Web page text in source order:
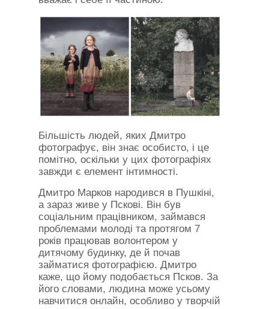
Більшість людей, яких Дмитро
фотографує, він знає особисто, і це
помітно, оскільки у цих фотографіях
завжди є елемент інтимності.
Дмитро Марков народився в Пушкіні,
а зараз живе у Пскові. Він був
соціальним працівником, займався
проблемами молоді та протягом 7
років працював волонтером у
дитячому будинку, де й почав
займатися фотографією. Дмитро
каже, що йому подобається Псков. За
його словами, людина може усьому
навчитися онлайн, особливо у творчій